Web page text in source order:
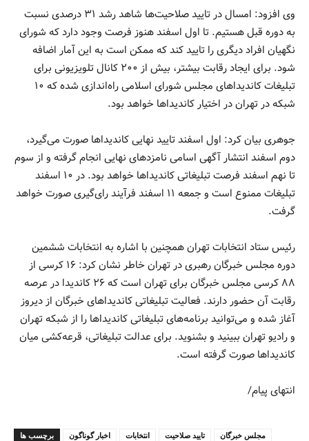
وی افزود: امسال در تایید صلاحیت‌ها شاهد رشد ۳۱ درصدی نسبت
به دوره قبل هستیم. تا اول اسفند هنوز فرصت وجود دارد که شورای
نگهیان افراد دیگری را تایید کند که ممکن است به این آمار اضافه
شود. برای ایجاد رقابت بیشتر، بیش از ۲۰۰ کانال تلویزیونی برای
تبلیغات کاندیدا‌های مجلس شورای اسلامی راه‌اندازی شده که ۱۰
شبکه در تهران در اختیار کاندیدا‌ها خواهد بود.
جوهری بیان کرد: اول اسفند تایید نهایی کاندیدا‌ها صورت می‌گیرد،
دوم اسفند انتشار آگهی اسامی نامزد‌های نهایی انجام گرفته و از سوم
تا نهم اسفند فرصت تبلیغاتی کاندیدا‌ها خواهد بود. در ۱۰ اسفند
تبلیغات ممنوع است و جمعه ۱۱ اسفند فرآیند رای‌گیری صورت خواهد
گرفت.
رئیس ستاد انتخابات تهران همچنین با اشاره به انتخابات ششمین
دوره مجلس خبرگان رهبری در تهران خاطر نشان کرد: ۱۶ کرسی از
۸۸ کرسی مجلس خبرگان برای تهران است که ۲۶ کاندیدا در عرصه
رقابت آن حضور دارند. فعالیت تبلیغاتی کاندیدا‌های خبرگان از دیروز
آغاز شده و می‌توانید برنامه‌های تبلیغاتی کاندیدا‌ها را از شبکه تهران
و رادیو تهران ببینید و بشنوید. برای عدالت تبلیغاتی، قرعه‌کشی میان
کاندیدا‌ها صورت گرفته است.
انتهای پیام/
برچسب ها اخبار گوناگون انتخابات تایید صلاحیت
مجلس خبرگان